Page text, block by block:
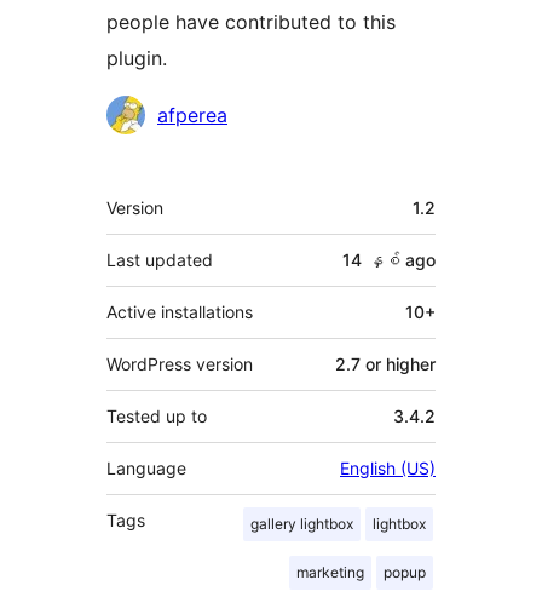
people have contributed to this
plugin.
Contributors
afperea
Meta
Version 1.2
Last updated 14 နှစ် ago
Active installations 10+
WordPress version 2.7 or higher
Tested up to 3.4.2
Language English (US)
Tags gallery lightbox lightbox
marketing popup